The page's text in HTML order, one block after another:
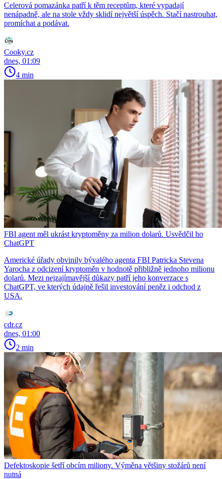
Celerová pomazánka patří k těm receptům, které vypadají
nenápadně, ale na stole vždy sklidí největší úspěch. Stačí nastrouhat,
promíchat a podávat.
Cooky.cz
dnes, 01:09
4 min
FBI agent měl ukrást kryptoměny za milion dolarů. Usvědčil ho
ChatGPT
Americké úřady obvinily bývalého agenta FBI Patricka Stevena
Yarocha z odcizení kryptoměn v hodnotě přibližně jednoho milionu
dolarů. Mezi nejzajímavější důkazy patří jeho konverzace s
ChatGPT, ve kterých údajně řešil investování peněz i odchod z
USA.
cdr.cz
dnes, 01:00
2 min
Defektoskopie šetří obcím miliony. Výměna většiny stožárů není
nutná